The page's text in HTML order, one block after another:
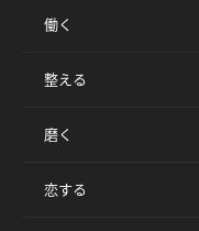
働く
整える
磨く
恋する